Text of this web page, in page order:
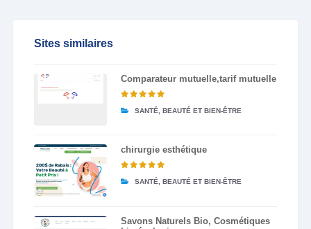
Sites similaires
Comparateur mutuelle,tarif mutuelle
SANTÉ, BEAUTÉ ET BIEN-ÊTRE
chirurgie esthétique
SANTÉ, BEAUTÉ ET BIEN-ÊTRE
Savons Naturels Bio, Cosmétiques